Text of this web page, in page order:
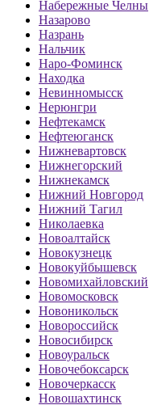
Набережные Челны
Назарово
Назрань
Нальчик
Наро-Фоминск
Находка
Невинномысск
Нерюнгри
Нефтекамск
Нефтеюганск
Нижневартовск
Нижнегорский
Нижнекамск
Нижний Новгород
Нижний Тагил
Николаевка
Новоалтайск
Новокузнецк
Новокуйбышевск
Новомихайловский
Новомосковск
Новоникольск
Новороссийск
Новосибирск
Новоуральск
Новочебоксарск
Новочеркасск
Новошахтинск